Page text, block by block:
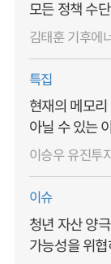
모든 정책 수
김태훈 기후에
특집
현재의 메모
아닐 수 있는
이승우 유진투
이슈
청년 자산 양
가능성을 위